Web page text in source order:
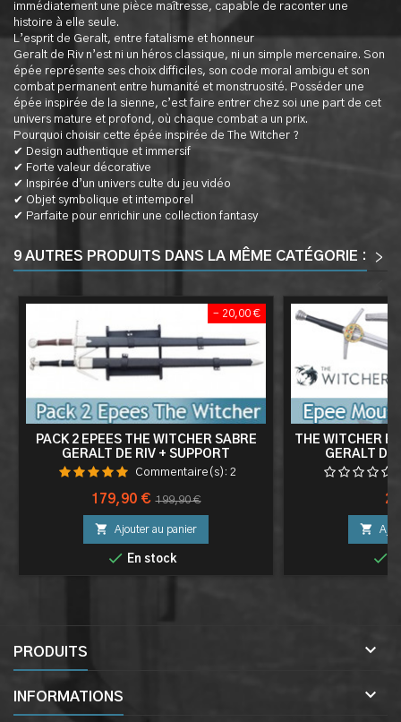
immédiatement une pièce maîtresse, capable de raconter une
histoire à elle seule.
L’esprit de Geralt, entre fatalisme et honneur
Geralt de Riv n’est ni un héros classique, ni un simple mercenaire. Son
épée représente ses choix difficiles, son code moral ambigu et son
combat permanent entre humanité et monstruosité. Posséder une
épée inspirée de la sienne, c’est faire entrer chez soi une part de cet
univers mature et profond, où chaque combat a un prix.
Pourquoi choisir cette épée inspirée de The Witcher ?
✔ Design authentique et immersif
✔ Forte valeur décorative
✔ Inspirée d’un univers culte du jeu vidéo
✔ Objet symbolique et intemporel
✔ Parfaite pour enrichir une collection fantasy
9 AUTRES PRODUITS DANS LA MÊME CATÉGORIE :
>
- 20,00 €
PACK 2 EPEES THE WITCHER SABRE
GERALT DE RIV + SUPPORT
Commentaire(s): 2
Prix
179,90 € Prix
base
199,90 €
 Ajouter au panier
 En stock
THE WITCHER
GERALT DE


PRODUITS 
INFORMATIONS 